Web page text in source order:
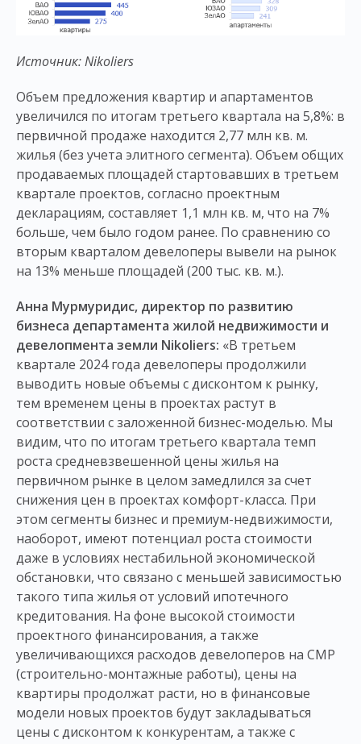
Источник:Nikoliers
Объем предложения квартир и апартаментов
увеличился по итогам третьего квартала на 5,8%: в
первичной продаже находится 2,77 млн кв. м.
жилья (без учета элитного сегмента). Объем общих
продаваемых площадей стартовавших в третьем
квартале проектов, согласно проектным
декларациям, составляет 1,1 млн кв. м, что на 7%
больше, чем было годом ранее. По сравнению со
вторым кварталом девелоперы вывели на рынок
на 13% меньше площадей (200 тыс. кв. м.).
Анна Мурмуридис, директор по развитию
бизнеса департамента жилой недвижимости и
девелопмента земли Nikoliers: «В третьем
квартале 2024 года девелоперы продолжили
выводить новые объемы с дисконтом к рынку,
тем временем цены в проектах растут в
соответствии с заложенной бизнес-моделью. Мы
видим, что по итогам третьего квартала темп
роста средневзвешенной цены жилья на
первичном рынке в целом замедлился за счет
снижения цен в проектах комфорт-класса. При
этом сегменты бизнес и премиум-недвижимости,
наоборот, имеют потенциал роста стоимости
даже в условиях нестабильной экономической
обстановки, что связано с меньшей зависимостью
такого типа жилья от условий ипотечного
кредитования. На фоне высокой стоимости
проектного финансирования, а также
увеличивающихся расходов девелоперов на СМР
(строительно-монтажные работы), цены на
квартиры продолжат расти, но в финансовые
модели новых проектов будут закладываться
цены с дисконтом к конкурентам, а также с